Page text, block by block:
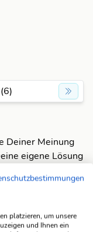
Deiner Meinung
eigene Lösung
platzieren, um unsere
und Ihnen ein